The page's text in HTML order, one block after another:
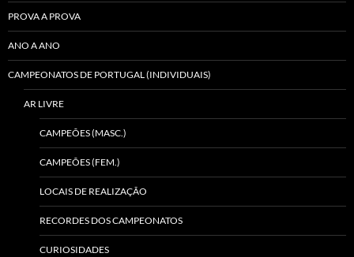
PROVA A PROVA
ANO A ANO
CAMPEONATOS DE PORTUGAL (INDIVIDUAIS)
AR LIVRE
CAMPEÕES (MASC.)
CAMPEÕES (FEM.)
LOCAIS DE REALIZAÇÃO
RECORDES DOS CAMPEONATOS
CURIOSIDADES